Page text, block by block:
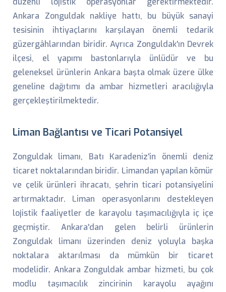
Ankara Zonguldak nakliye hattı, bu büyük sanayi
tesisinin ihtiyaçlarını karşılayan önemli tedarik
güzergâhlarından biridir. Ayrıca Zonguldak'ın Devrek
ilçesi, el yapımı bastonlarıyla ünlüdür ve bu
geleneksel ürünlerin Ankara başta olmak üzere ülke
geneline dağıtımı da ambar hizmetleri aracılığıyla
gerçekleştirilmektedir.
Liman Bağlantısı ve Ticari Potansiyel
Zonguldak limanı, Batı Karadeniz'in önemli deniz
ticaret noktalarından biridir. Limandan yapılan kömür
ve çelik ürünleri ihracatı, şehrin ticari potansiyelini
artırmaktadır. Liman operasyonlarını destekleyen
lojistik faaliyetler de karayolu taşımacılığıyla iç içe
geçmiştir. Ankara'dan gelen belirli ürünlerin
Zonguldak limanı üzerinden deniz yoluyla başka
noktalara aktarılması da mümkün bir ticaret
modelidir. Ankara Zonguldak ambar hizmeti, bu çok
modlu taşımacılık zincirinin karayolu ayağını